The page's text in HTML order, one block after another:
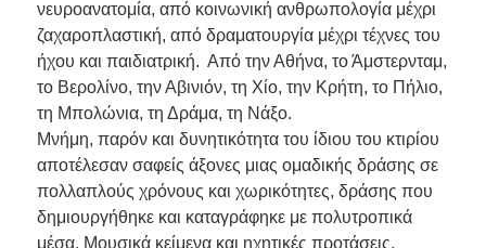
νευροανατομία, από κοινωνική ανθρωπολογία μέχρι
ζαχαροπλαστική, από δραματουργία μέχρι τέχνες του
ήχου και παιδιατρική. Από την Αθήνα, το Άμστερνταμ,
το Βερολίνο, την Αβινιόν, τη Χίο, την Κρήτη, το Πήλιο,
τη Μπολώνια, τη Δράμα, τη Νάξο.
Μνήμη, παρόν και δυνητικότητα του ίδιου του κτιρίου
αποτέλεσαν σαφείς άξονες μιας ομαδικής δράσης σε
πολλαπλούς χρόνους και χωρικότητες, δράσης που
δημιουργήθηκε και καταγράφηκε με πολυτροπικά
μέσα. Μουσικά κείμενα και ηχητικές προτάσεις,